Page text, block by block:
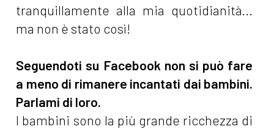
tranquillamente alla mia quotidianità...
ma non è stato così!
Seguendoti su Facebook non si può fare
a meno di rimanere incantati dai bambini.
Parlami di loro.
I bambini sono la più grande ricchezza di